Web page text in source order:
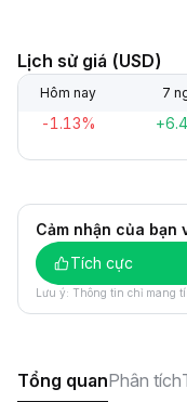
Lịch sử giá (USD)
Hôm nay 7
-1.13%
Cảm nhận của bạn
Tích cực
Lưu ý: Thông tin chỉ mang
Tổng quanPhân tích